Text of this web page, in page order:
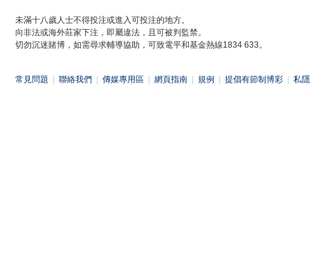
未滿十八歲人士不得投注或進入可投注的地方。
向非法或海外莊家下注，即屬違法，且可被判監禁。
切勿沉迷賭博，如需尋求輔導協助，可致電平和基金熱線1834 633。
常見問題 聯絡我們 傳媒專用區 網頁指南 規例 提倡有節制博彩 私